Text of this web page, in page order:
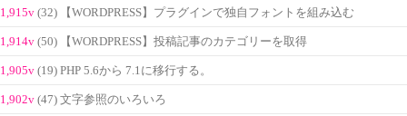
1,915v (32) 【WORDPRESS】プラグインで独自フォントを組み込む
1,914v (50) 【WORDPRESS】投稿記事のカテゴリーを取得
1,905v (19) PHP 5.6から 7.1に移行する。
1,902v (47) 文字参照のいろいろ